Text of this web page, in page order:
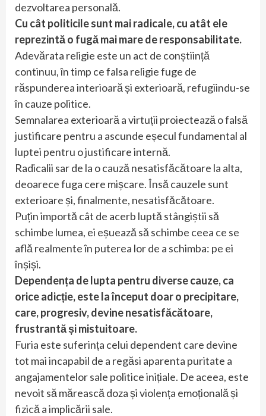
dezvoltarea personală.
Cu cât politicile sunt mai radicale, cu atât ele
reprezintă o fugă mai mare de responsabilitate.
Adevărata religie este un act de conștiință
continuu, în timp ce falsa religie fuge de
răspunderea interioară și exterioară, refugiindu-se
în cauze politice.
Semnalarea exterioară a virtuții proiectează o falsă
justificare pentru a ascunde eșecul fundamental al
luptei pentru o justificare internă.
Radicalii sar de la o cauză nesatisfăcătoare la alta,
deoarece fuga cere mișcare. Însă cauzele sunt
exterioare și, finalmente, nesatisfăcătoare.
Puțin importă cât de acerb luptă stângiștii să
schimbe lumea, ei eșuează să schimbe ceea ce se
află realmente în puterea lor de a schimba: pe ei
înșiși.
Dependența de lupta pentru diverse cauze, ca
orice adicție, este la început doar o precipitare,
care, progresiv, devine nesatisfăcătoare,
frustrantă și mistuitoare.
Furia este suferința celui dependent care devine
tot mai incapabil de a regăsi aparenta puritate a
angajamentelor sale politice inițiale. De aceea, este
nevoit să mărească doza și violența emoțională și
fizică a implicării sale.